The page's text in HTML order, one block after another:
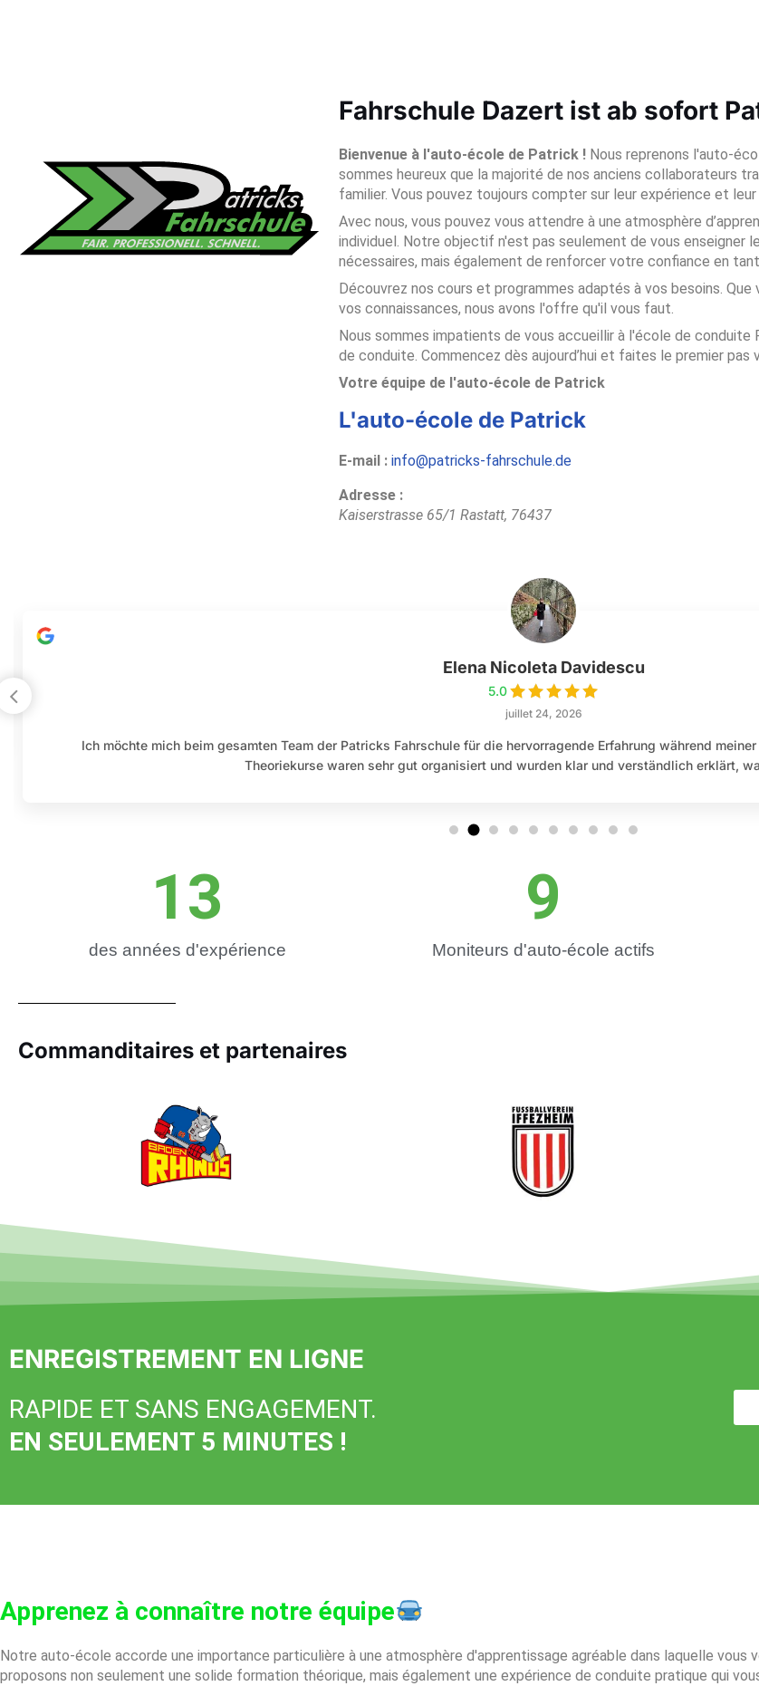
Fahrschule Dazert ist ab sofort
Bienvenue à l'auto-école de Patrick ! Nous reprenons l'auto-
sommes heureux que la majorité de nos anciens collaborateurs
familier. Vous pouvez toujours compter sur leur expérience et
Avec nous, vous pouvez vous attendre à une atmosphère
individuel. Notre objectif n'est pas seulement de vous enseigner
nécessaires, mais également de renforcer votre confiance en
Découvrez nos cours et programmes adaptés à vos besoins.
vos connaissances, nous avons l'offre qu'il vous faut.
Nous sommes impatients de vous accueillir à l'école de
de conduite. Commencez dès aujourd’hui et faites le premier
Votre équipe de l'auto-école de Patrick
L'auto-école de Patrick
E-mail : info@patricks-fahrschule.de
Adresse :
Kaiserstrasse 65/1 Rastatt, 76437
Elena Nicoleta Davidescu
5.0
juillet 24, 2026
Ich möchte mich beim gesamten Team der Patricks Fahrschule für die hervorragende Erfahrung während
Theoriekurse waren sehr gut organisiert und wurden klar und verständlich erklärt,
des années d'expérience
13
Moniteurs d'auto-école actifs
9
Commanditaires et partenaires
ENREGISTREMENT EN LIGNE
RAPIDE ET SANS ENGAGEMENT.
EN SEULEMENT 5 MINUTES !
Apprenez à connaître notre équipe
Notre auto-école accorde une importance particulière à une atmosphère d'apprentissage agréable dans laquelle vous
proposons non seulement une solide formation théorique, mais également une expérience de conduite pratique qui